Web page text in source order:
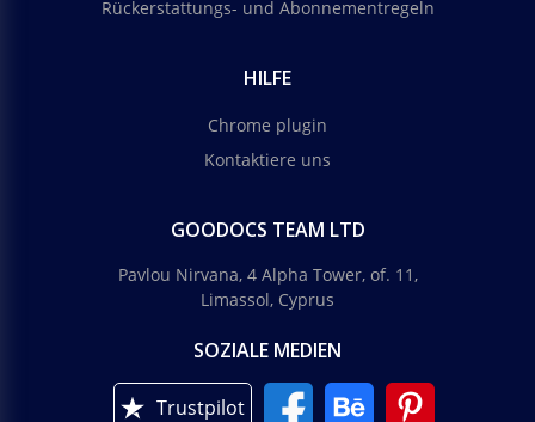
Rückerstattungs- und Abonnementregeln
HILFE
Chrome plugin
Kontaktiere uns
GOODOCS TEAM LTD
Pavlou Nirvana, 4 Alpha Tower, of. 11,
Limassol, Cyprus
SOZIALE MEDIEN
Trustpilot